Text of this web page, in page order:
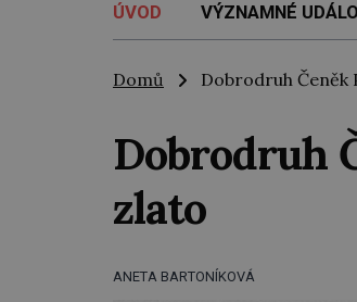
ÚVOD VÝZNAMNÉ
Domů Dobrodruh Čeněk
Dobrodruh
zlato
ANETA BARTONÍKOVÁ